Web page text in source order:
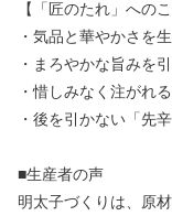
【「匠のたれ」への
・気品と華やかさを
・まろやかな旨みを
・惜しみなく注がれ
・後を引かない「先
■生産者の声
明太子づくりは、原